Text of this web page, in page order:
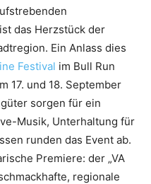
das Herzstück der
Ein Anlass dies
Festival im Bull Run
17. und 18. September
sorgen für ein
Musik, Unterhaltung für
runden das Event ab.
Premiere: der „VA
regionale